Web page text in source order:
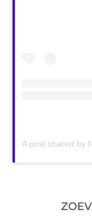
A post shared by